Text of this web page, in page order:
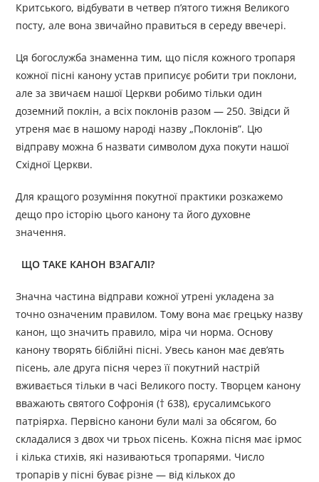
Критського, відбувати в четвер п’ятого тижня Великого
посту, але вона звичайно правиться в середу ввечері.
Ця богослужба знаменна тим, що після кожного тропаря
кожної пісні канону устав приписує робити три поклони,
але за звичаєм нашої Церкви робимо тільки один
доземний поклін, а всіх поклонів разом — 250. Звідси й
утреня має в нашому народі назву „Поклонів”. Цю
відправу можна б назвати символом духа покути нашої
Східної Церкви.
Для кращого розуміння покутної практики розкажемо
дещо про історію цього канону та його духовне
значення.
ЩО ТАКЕ КАНОН ВЗАГАЛІ?
Значна частина відправи кожної утрені укладена за
точно означеним правилом. Тому вона має грецьку назву
канон, що значить правило, міра чи норма. Основу
канону творять біблійні пісні. Увесь канон має дев’ять
пісень, але друга пісня через її покутний настрій
вживається тільки в часі Великого посту. Творцем канону
вважають святого Софронія († 638), єрусалимського
патріярха. Первісно канони були малі за обсягом, бо
складалися з двох чи трьох пісень. Кожна пісня має ірмос
і кілька стихів, які називаються тропарями. Число
тропарів у пісні буває різне — від кількох до